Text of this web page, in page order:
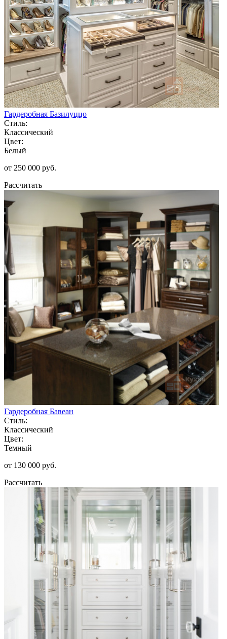
Гардеробная Базилуццо
Стиль:
Классический
Цвет:
Белый
от 250 000 руб.
Рассчитать
Гардеробная Бавеан
Стиль:
Классический
Цвет:
Темный
от 130 000 руб.
Рассчитать